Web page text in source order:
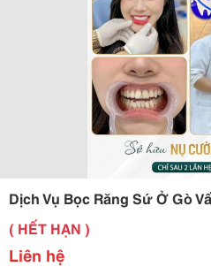
Dịch Vụ Bọc Răng Sứ Ở Gò
( HẾT HẠN )
Liên hệ